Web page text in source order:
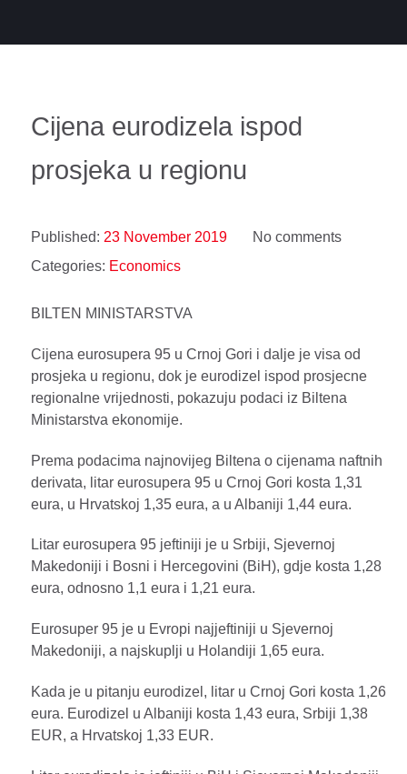
Cijena eurodizela ispod
prosjeka u regionu
Published: 23 November 2019
No comments
Categories: Economics
BILTEN MINISTARSTVA
Cijena eurosupera 95 u Crnoj Gori i dalje je visa od
prosjeka u regionu, dok je eurodizel ispod prosjecne
regionalne vrijednosti, pokazuju podaci iz Biltena
Ministarstva ekonomije.
Prema podacima najnovijeg Biltena o cijenama naftnih
derivata, litar eurosupera 95 u Crnoj Gori kosta 1,31
eura, u Hrvatskoj 1,35 eura, a u Albaniji 1,44 eura.
Litar eurosupera 95 jeftiniji je u Srbiji, Sjevernoj
Makedoniji i Bosni i Hercegovini (BiH), gdje kosta 1,28
eura, odnosno 1,1 eura i 1,21 eura.
Eurosuper 95 je u Evropi najjeftiniji u Sjevernoj
Makedoniji, a najskuplji u Holandiji 1,65 eura.
Kada je u pitanju eurodizel, litar u Crnoj Gori kosta 1,26
eura. Eurodizel u Albaniji kosta 1,43 eura, Srbiji 1,38
EUR, a Hrvatskoj 1,33 EUR.